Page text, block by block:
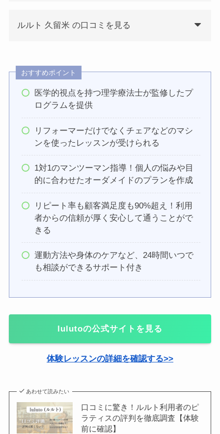
ルルト 久留米 の口コミを見る
おすすめポイント
医学的視点を持つ理学療法士が監修したプ
ログラムを提供
リフォーマーだけでなくチェアなどのマシ
ンを使ったレッスンが受けられる
1対1のマンツーマン指導！個人の悩みや目
的に合わせたオーダメイドのプランを作成
リピート率も顧客満足度も90%超え！利用
者からの信頼が厚く安心して通うことがで
きる
運動方法や身体のケアなど、24時間いつで
も相談ができるサポート付き
lulutoの公式サイトを見る
体験レッスンの詳細を確認する>>
あわせて読みたい
口コミに驚き！ルルト利用者のピ
ラティスの評判を徹底調査【体験
前に確認】